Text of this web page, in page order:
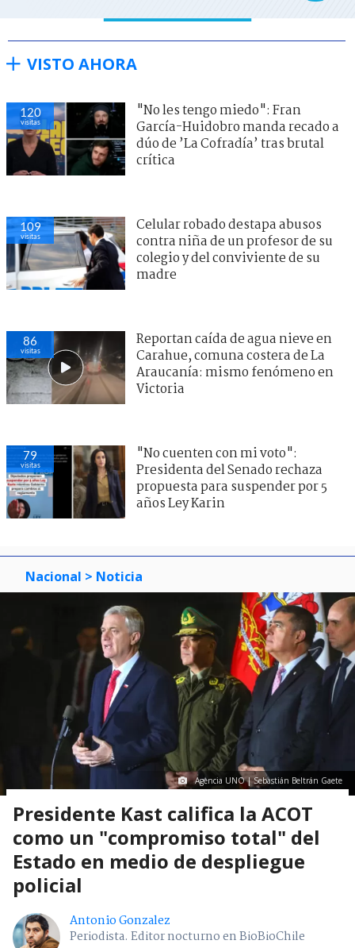
VISTO AHORA
120
visitas
"No les tengo miedo": Fran
García-Huidobro manda recado a
dúo de ’La Cofradía’ tras brutal
crítica
109
visitas
Celular robado destapa abusos
contra niña de un profesor de su
colegio y del conviviente de su
madre
86
visitas
Reportan caída de agua nieve en
Carahue, comuna costera de La
Araucanía: mismo fenómeno en
Victoria
79
visitas
"No cuenten con mi voto":
Presidenta del Senado rechaza
propuesta para suspender por 5
años Ley Karin
Nacional > Noticia
Agencia UNO | Sebastián Beltrán Gaete
Presidente Kast califica la ACOT
como un "compromiso total" del
Estado en medio de despliegue
policial
Antonio Gonzalez
Periodista. Editor nocturno en BioBioChile